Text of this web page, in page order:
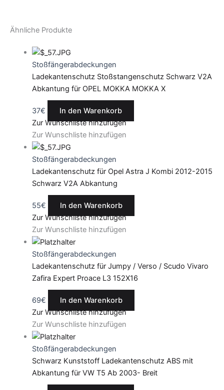
Ähnliche Produkte
Stoßfängerabdeckungen
Ladekantenschutz Stoßstangenschutz Schwarz V2A
Abkantung für OPEL MOKKA MOKKA X
37€
In den Warenkorb
Zur Wunschliste hinzufügen
Zur Wunschliste hinzufügen
Stoßfängerabdeckungen
Ladekantenschutz für Opel Astra J Kombi 2012-2015
Schwarz V2A Abkantung
55€
In den Warenkorb
Zur Wunschliste hinzufügen
Zur Wunschliste hinzufügen
Stoßfängerabdeckungen
Ladekantenschutz für Jumpy / Verso / Scudo Vivaro
Zafira Expert Proace L3 152X16
69€
In den Warenkorb
Zur Wunschliste hinzufügen
Zur Wunschliste hinzufügen
Stoßfängerabdeckungen
Schwarz Kunststoff Ladekantenschutz ABS mit
Abkantung für VW T5 Ab 2003- Breit